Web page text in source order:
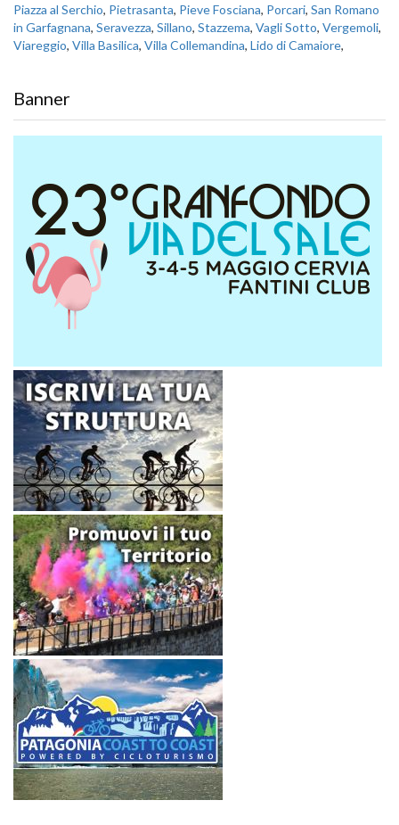
Piazza al Serchio, Pietrasanta, Pieve Fosciana, Porcari, San Romano
in Garfagnana, Seravezza, Sillano, Stazzema, Vagli Sotto, Vergemoli,
Viareggio, Villa Basilica, Villa Collemandina, Lido di Camaiore,
Banner